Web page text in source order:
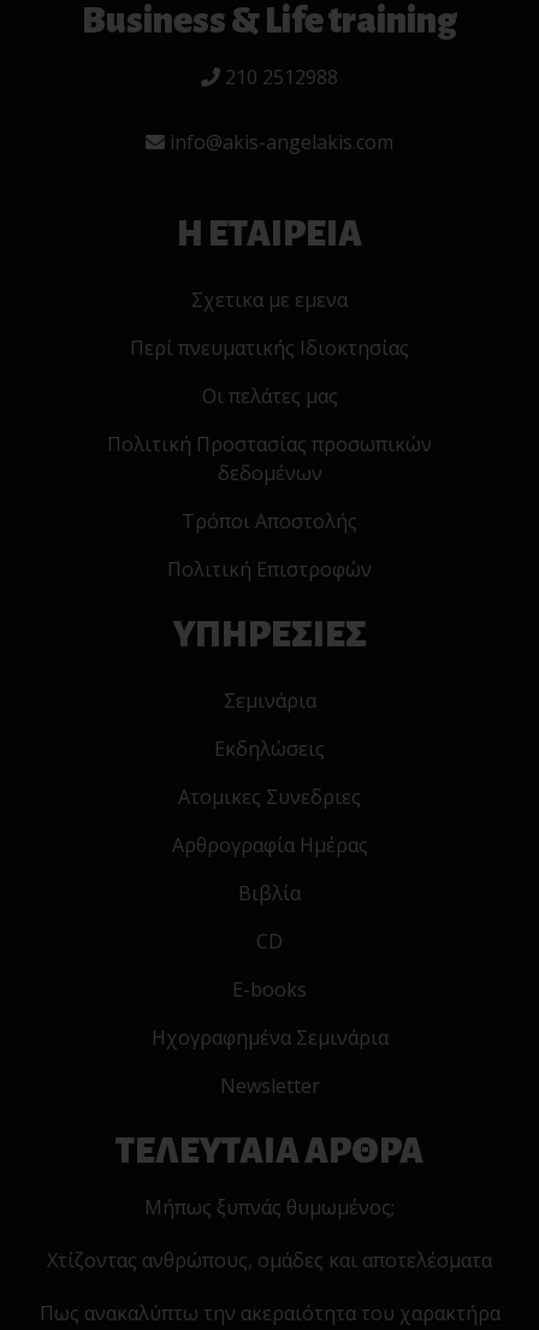
Business & Life training
210 2512988
info@akis-angelakis.com
Η ΕΤΑΙΡΕΙΑ
Σχετικα με εμενα
Περί πνευματικής Ιδιοκτησίας
Οι πελάτες μας
Πολιτική Προστασίας προσωπικών
δεδομένων
Τρόποι Αποστολής
Πολιτική Επιστροφών
ΥΠΗΡΕΣΙΕΣ
Σεμινάρια
Εκδηλώσεις
Ατομικες Συνεδριες
Αρθρογραφία Ημέρας
Βιβλία
CD
E-books
Ηχογραφημένα Σεμινάρια
Newsletter
ΤΕΛΕΥΤΑΙΑ ΑΡΘΡΑ
Μήπως ξυπνάς θυμωμένος;
Χτίζοντας ανθρώπους, ομάδες και αποτελέσματα
Πως ανακαλύπτω την ακεραιότητα του χαρακτήρα